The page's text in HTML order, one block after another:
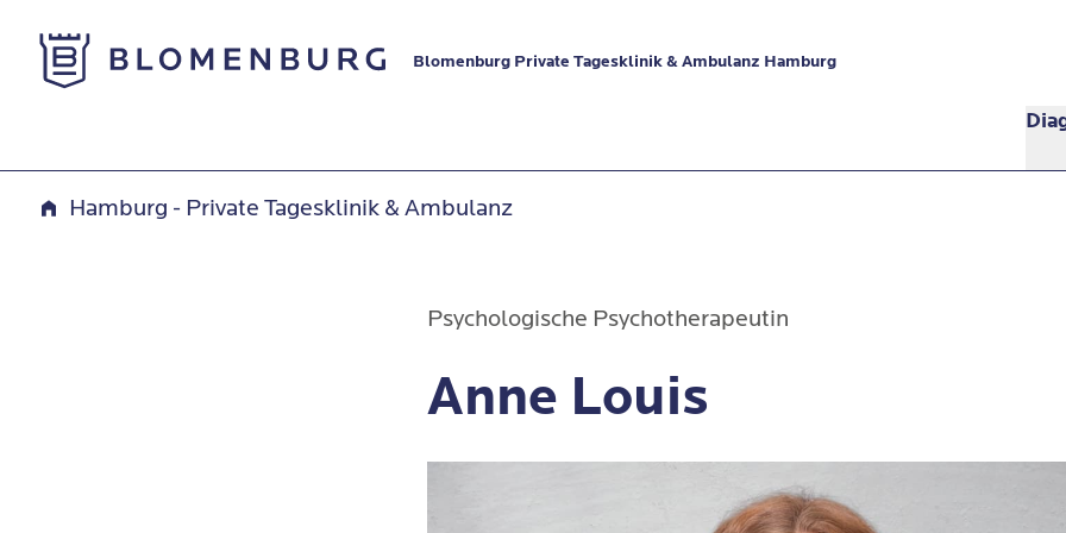
Zur Startseite
Blomenburg Private Tagesklinik & Ambulanz Hamburg
Hamburg - Private Tagesklinik & Ambulanz
Psychologische Psychotherapeutin
Anne Louis